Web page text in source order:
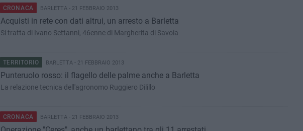
CRONACA BARLETTA - 21 FEBBRAIO 2013
Acquisti in rete con dati altrui, un arresto a Barletta
Si tratta di Ivano Settanni, 46enne di Margherita di Savoia
TERRITORIO BARLETTA - 21 FEBBRAIO 2013
Punteruolo rosso: il flagello delle palme anche a Barletta
La relazione tecnica dell'agronomo Ruggiero Dilillo
CRONACA BARLETTA - 21 FEBBRAIO 2013